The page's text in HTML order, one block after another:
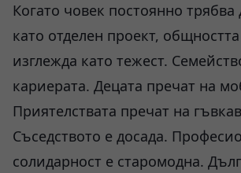
Когато човек постоянно трябва
като отделен проект,
изглежда като тежест.
кариерата. Децата пречат на
Приятелствата пречат на
Съседството е досада.
солидарност е старомодна.